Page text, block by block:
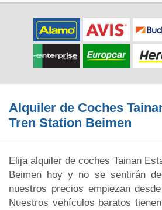
Alquiler de Coches
Tren Station Beimen
Elija alquiler de coches Tainan
Beimen hoy y no se sentirán
nuestros precios empiezan
Nuestros vehículos baratos